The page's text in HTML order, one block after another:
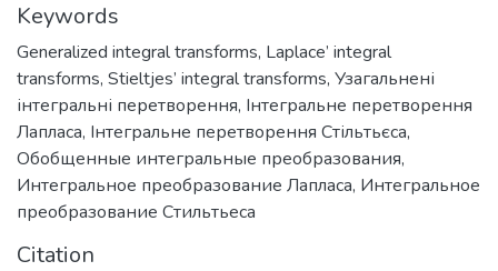
Keywords
Generalized integral transforms, Laplace’ integral
transforms, Stieltjes’ integral transforms, Узагальнені
інтегральні перетворення, Інтегральне перетворення
Лапласа, Інтегральне перетворення Стільтьєса,
Обобщенные интегральные преобразования,
Интегральное преобразование Лапласа, Интегральное
преобразование Стильтьеса
Citation